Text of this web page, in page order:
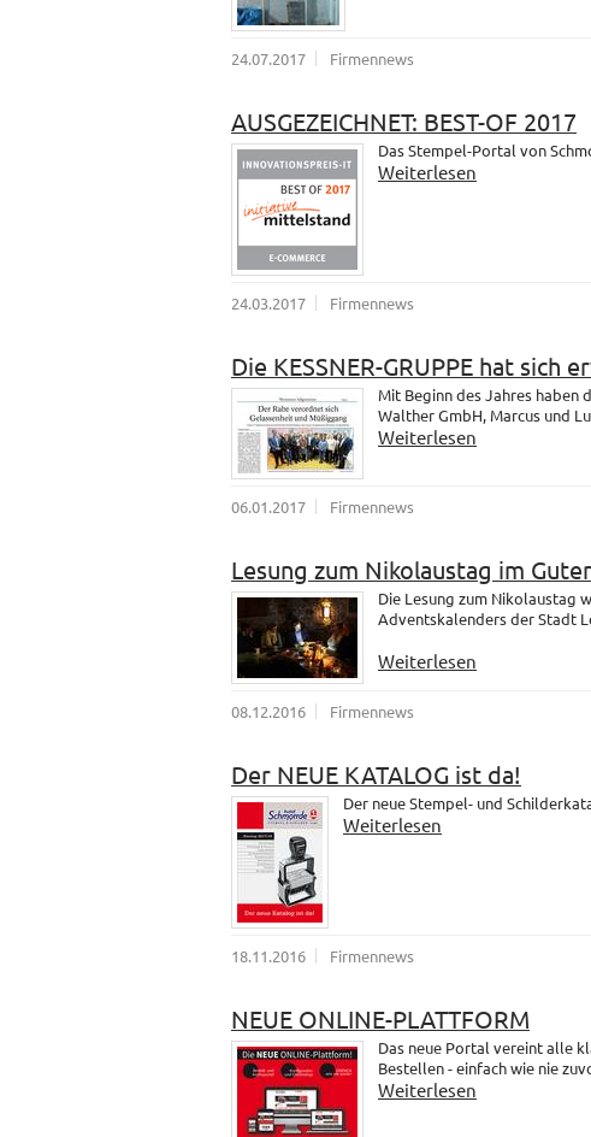
24.07.2017 Firmennews
AUSGEZEICHNET: BEST-OF 2017
Das Stempel-Portal von
Weiterlesen
24.03.2017 Firmennews
Die KESSNER-GRUPPE hat sich
Mit Beginn des Jahres haben
Walther GmbH, Marcus und
Weiterlesen
06.01.2017 Firmennews
Lesung zum Nikolaustag im
Die Lesung zum Nikolaustag
Adventskalenders der Stadt
Weiterlesen
08.12.2016 Firmennews
Der NEUE KATALOG ist da!
Der neue Stempel- und
Weiterlesen
18.11.2016 Firmennews
NEUE ONLINE-PLATTFORM
Das neue Portal vereint alle
Bestellen - einfach wie nie
Weiterlesen